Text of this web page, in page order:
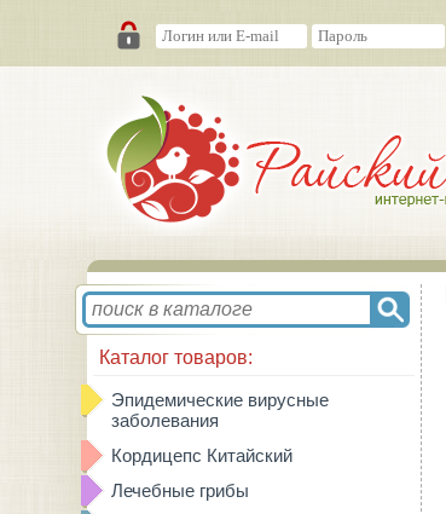
Каталог товаров:
Эпидемические вирусные
заболевания
Кордицепс Китайский
Лечебные грибы